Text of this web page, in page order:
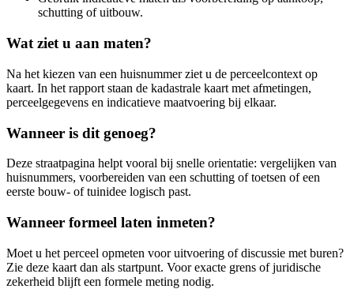
schutting of uitbouw.
Wat ziet u aan maten?
Na het kiezen van een huisnummer ziet u de perceelcontext op
kaart. In het rapport staan de kadastrale kaart met afmetingen,
perceelgegevens en indicatieve maatvoering bij elkaar.
Wanneer is dit genoeg?
Deze straatpagina helpt vooral bij snelle orientatie: vergelijken van
huisnummers, voorbereiden van een schutting of toetsen of een
eerste bouw- of tuinidee logisch past.
Wanneer formeel laten inmeten?
Moet u het perceel opmeten voor uitvoering of discussie met buren?
Zie deze kaart dan als startpunt. Voor exacte grens of juridische
zekerheid blijft een formele meting nodig.